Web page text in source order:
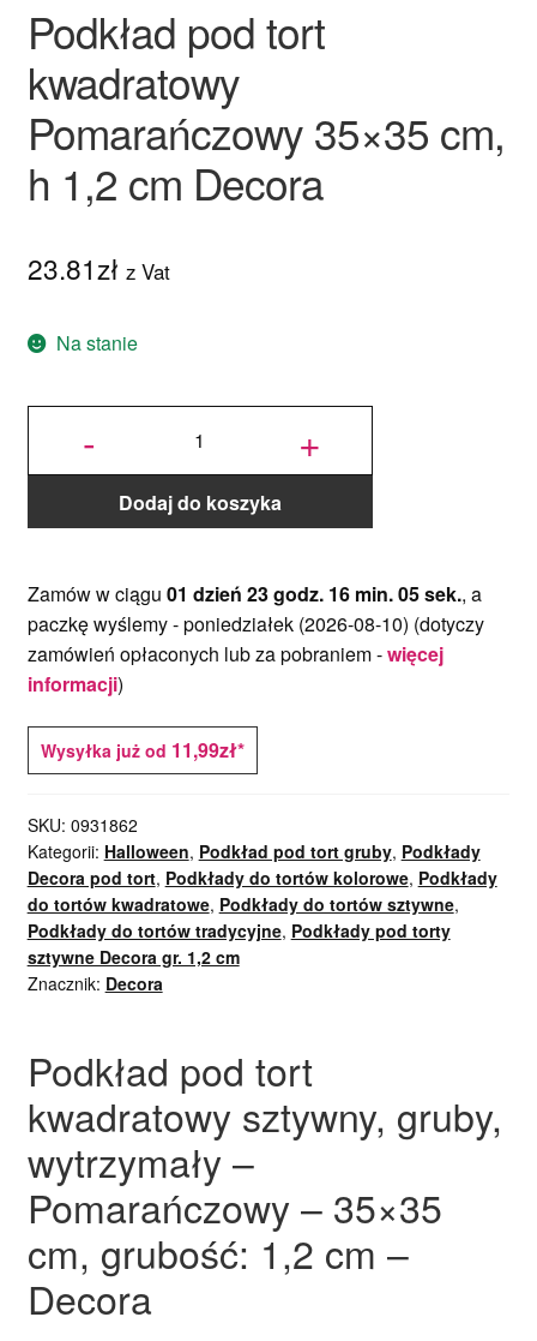
Podkład pod tort
kwadratowy
Pomarańczowy 35×35 cm,
h 1,2 cm Decora
23.81zł z Vat
Na stanie
-
ilość Podkład
Pomarańczowy
35x35 cm, h
1,2 cm Decora +
Dodaj do koszyka
Zamów w ciągu 01 dzień 23 godz. 16 min. 05 sek., a
paczkę wyślemy -poniedziałek (2026-08-10) (dotyczy
zamówień opłaconych lub za pobraniem -więcej
informacji)
Wysyłka już od 11,99zł*
SKU: 0931862
Kategorii: Halloween, Podkład pod tort gruby, Podkłady
Decora pod tort, Podkłady do tortów kolorowe, Podkłady
do tortów kwadratowe, Podkłady do tortów sztywne,
Podkłady do tortów tradycyjne, Podkłady pod torty
sztywne Decora gr. 1,2 cm
Znacznik: Decora
Podkład pod tort
kwadratowy sztywny, gruby,
wytrzymały –
Pomarańczowy – 35×35
cm, grubość: 1,2 cm –
Decora